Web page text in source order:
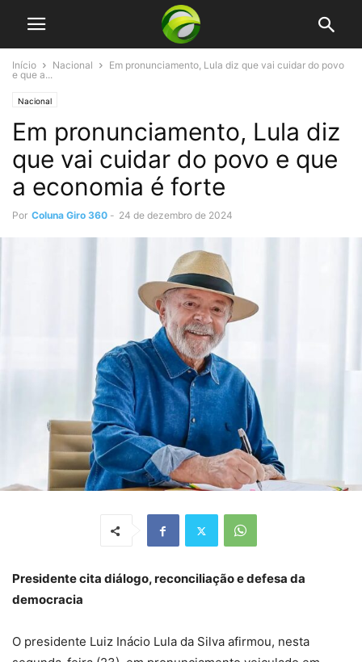
Início Nacional
Em pronunciamento, Lula diz que vai cuidar do povo
e que a...
Nacional
Em pronunciamento, Lula diz
que vai cuidar do povo e que
a economia é forte
Por Coluna Giro 360 - 24 de dezembro de 2024
Presidente cita diálogo, reconciliação e defesa da
democracia
O presidente Luiz Inácio Lula da Silva afirmou, nesta